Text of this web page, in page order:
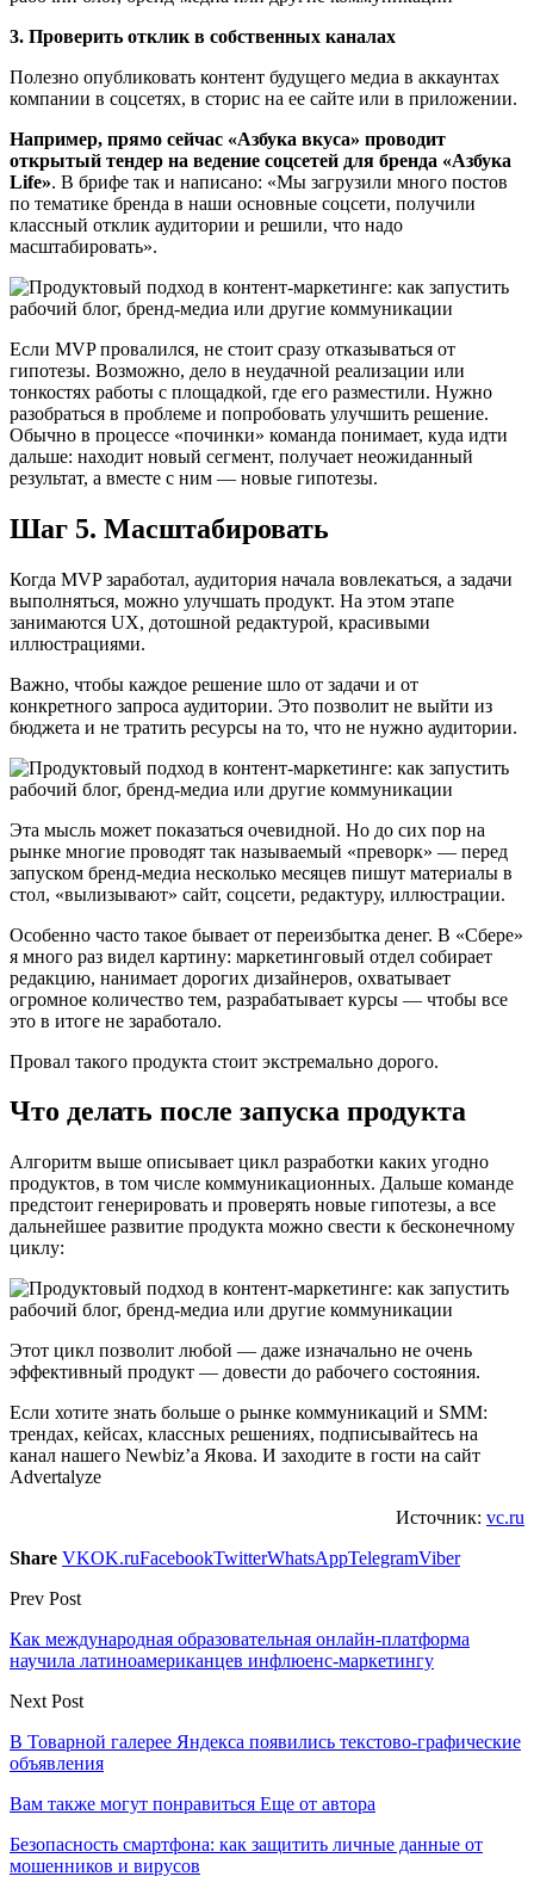
3. Проверить отклик в собственных каналах
Полезно опубликовать контент будущего медиа в аккаунтах
компании в соцсетях, в сторис на ее сайте или в приложении.
Например, прямо сейчас «Азбука вкуса» проводит
открытый тендер на ведение соцсетей для бренда «Азбука
Life». В брифе так и написано: «Мы загрузили много постов
по тематике бренда в наши основные соцсети, получили
классный отклик аудитории и решили, что надо
масштабировать».
Если MVP провалился, не стоит сразу отказываться от
гипотезы. Возможно, дело в неудачной реализации или
тонкостях работы с площадкой, где его разместили. Нужно
разобраться в проблеме и попробовать улучшить решение.
Обычно в процессе «починки» команда понимает, куда идти
дальше: находит новый сегмент, получает неожиданный
результат, а вместе с ним — новые гипотезы.
Шаг 5. Масштабировать
Когда MVP заработал, аудитория начала вовлекаться, а задачи
выполняться, можно улучшать продукт. На этом этапе
занимаются UX, дотошной редактурой, красивыми
иллюстрациями.
Важно, чтобы каждое решение шло от задачи и от
конкретного запроса аудитории. Это позволит не выйти из
бюджета и не тратить ресурсы на то, что не нужно аудитории.
Эта мысль может показаться очевидной. Но до сих пор на
рынке многие проводят так называемый «преворк» — перед
запуском бренд-медиа несколько месяцев пишут материалы в
стол, «вылизывают» сайт, соцсети, редактуру, иллюстрации.
Особенно часто такое бывает от переизбытка денег. В «Сбере»
я много раз видел картину: маркетинговый отдел собирает
редакцию, нанимает дорогих дизайнеров, охватывает
огромное количество тем, разрабатывает курсы — чтобы все
это в итоге не заработало.
Провал такого продукта стоит экстремально дорого.
Что делать после запуска продукта
Алгоритм выше описывает цикл разработки каких угодно
продуктов, в том числе коммуникационных. Дальше команде
предстоит генерировать и проверять новые гипотезы, а все
дальнейшее развитие продукта можно свести к бесконечному
циклу:
Этот цикл позволит любой — даже изначально не очень
эффективный продукт — довести до рабочего состояния.
Если хотите знать больше о рынке коммуникаций и SMM:
трендах, кейсах, классных решениях, подписывайтесь на
канал нашего Newbiz’а Якова. И заходите в гости на сайт
Advertalyze
Источник: vc.ru
Share VKOK.ruFacebookTwitterWhatsAppTelegramViber
Prev Post
Как международная образовательная онлайн-платформа
научила латиноамериканцев инфлюенс-маркетингу
Next Post
В Товарной галерее Яндекса появились текстово-графические
объявления
Вам также могут понравиться Еще от автора
Безопасность смартфона: как защитить личные данные от
мошенников и вирусов